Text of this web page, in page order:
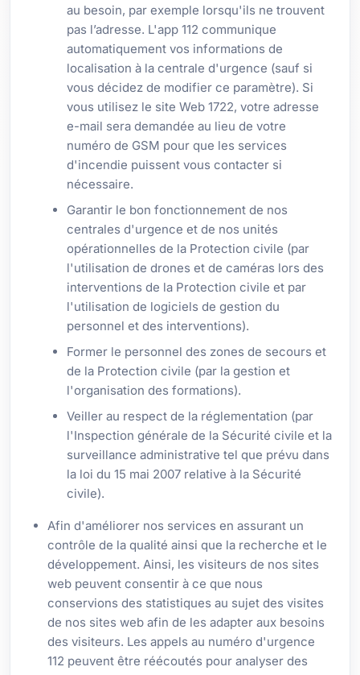
au besoin, par exemple lorsqu'ils ne trouvent
pas l’adresse. L'app 112 communique
automatiquement vos informations de
localisation à la centrale d'urgence (sauf si
vous décidez de modifier ce paramètre). Si
vous utilisez le site Web 1722, votre adresse
e-mail sera demandée au lieu de votre
numéro de GSM pour que les services
d'incendie puissent vous contacter si
nécessaire.
Garantir le bon fonctionnement de nos
centrales d'urgence et de nos unités
opérationnelles de la Protection civile (par
l'utilisation de drones et de caméras lors des
interventions de la Protection civile et par
l'utilisation de logiciels de gestion du
personnel et des interventions).
Former le personnel des zones de secours et
de la Protection civile (par la gestion et
l'organisation des formations).
Veiller au respect de la réglementation (par
l'Inspection générale de la Sécurité civile et la
surveillance administrative tel que prévu dans
la loi du 15 mai 2007 relative à la Sécurité
civile).
Afin d'améliorer nos services en assurant un
contrôle de la qualité ainsi que la recherche et le
développement. Ainsi, les visiteurs de nos sites
web peuvent consentir à ce que nous
conservions des statistiques au sujet des visites
de nos sites web afin de les adapter aux besoins
des visiteurs. Les appels au numéro d'urgence
112 peuvent être réécoutés pour analyser des